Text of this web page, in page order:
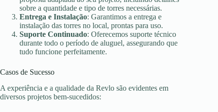
sobre a quantidade e tipo de torres necessárias.
Entrega e Instalação: Garantimos a entrega e
instalação das torres no local, prontas para uso.
Suporte Continuado: Oferecemos suporte técnico
durante todo o período de aluguel, assegurando que
tudo funcione perfeitamente.
Casos de Sucesso
A experiência e a qualidade da Revlo são evidentes em
diversos projetos bem-sucedidos: